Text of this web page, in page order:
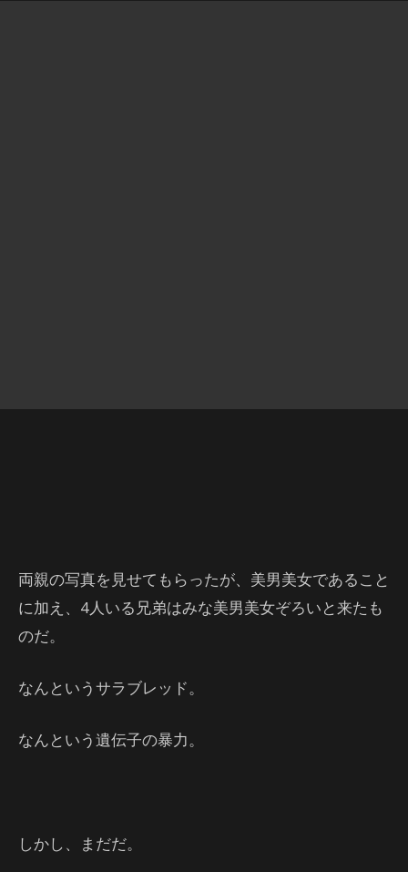
両親の写真を見せてもらったが、美男美女であること
に加え、4人いる兄弟はみな美男美女ぞろいと来たも
のだ。
なんというサラブレッド。
なんという遺伝子の暴力。
しかし、まだだ。